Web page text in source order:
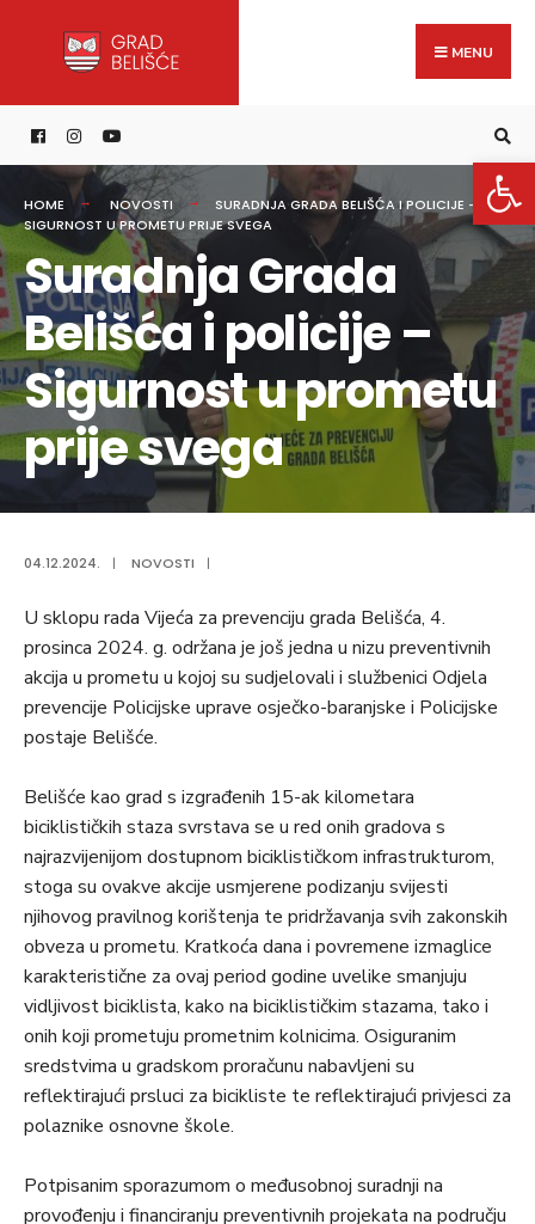
content
MENU
HOME NOVOSTI
SURADNJA GRADA BELIŠĆA I POLICIJE –
SIGURNOST U PROMETU PRIJE SVEGA
Suradnja Grada
Belišća i policije –
Sigurnost u prometu
prije svega
04.12.2024. | NOVOSTI |
U sklopu rada Vijeća za prevenciju grada Belišća, 4.
prosinca 2024. g. održana je još jedna u nizu preventivnih
akcija u prometu u kojoj su sudjelovali i službenici Odjela
prevencije Policijske uprave osječko-baranjske i Policijske
postaje Belišće.
Belišće kao grad s izgrađenih 15-ak kilometara
biciklističkih staza svrstava se u red onih gradova s
najrazvijenijom dostupnom biciklističkom infrastrukturom,
stoga su ovakve akcije usmjerene podizanju svijesti
njihovog pravilnog korištenja te pridržavanja svih zakonskih
obveza u prometu. Kratkoća dana i povremene izmaglice
karakteristične za ovaj period godine uvelike smanjuju
vidljivost biciklista, kako na biciklističkim stazama, tako i
onih koji prometuju prometnim kolnicima. Osiguranim
sredstvima u gradskom proračunu nabavljeni su
reflektirajući prsluci za bicikliste te reflektirajući privjesci za
polaznike osnovne škole.
Potpisanim sporazumom o međusobnoj suradnji na
provođenju i financiranju preventivnih projekata na području
for: